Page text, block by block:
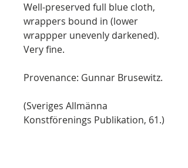
Well-preserved full blue cloth,
wrappers bound in (lower
wrappper unevenly darkened).
Very fine.
Provenance: Gunnar Brusewitz.
(Sveriges Allmänna
Konstförenings Publikation, 61.)